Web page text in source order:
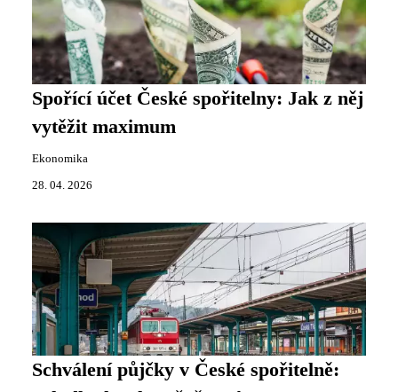
Spořící účet České spořitelny: Jak z něj
vytěžit maximum
Ekonomika
28. 04. 2026
Schválení půjčky v České spořitelně: